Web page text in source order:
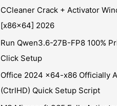
CCleaner Crack + Activator
[x86x64] 2026
Run Qwen3.6-27B-FP8 100%
Click Setup
Office 2024 x64-x86 Officially
(CtrlHD) Quick Setup Script